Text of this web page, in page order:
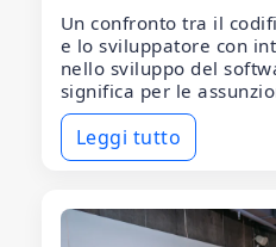
Un confronto tra il
e lo sviluppatore con
nello sviluppo del
significa per le
Leggi tutto